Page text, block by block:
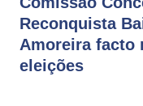
Reconquista
Amoreira facto
eleições